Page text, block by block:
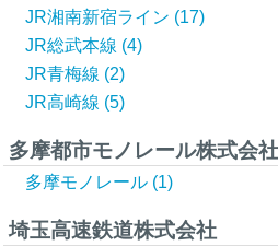
JR湘南新宿ライン (17)
JR総武本線 (4)
JR青梅線 (2)
JR高崎線 (5)
多摩都市モノレール株式会社
多摩モノレール (1)
埼玉高速鉄道株式会社